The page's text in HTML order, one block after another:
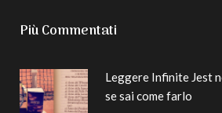
Più Commentati
Leggere Infinite Jest
se sai come farlo